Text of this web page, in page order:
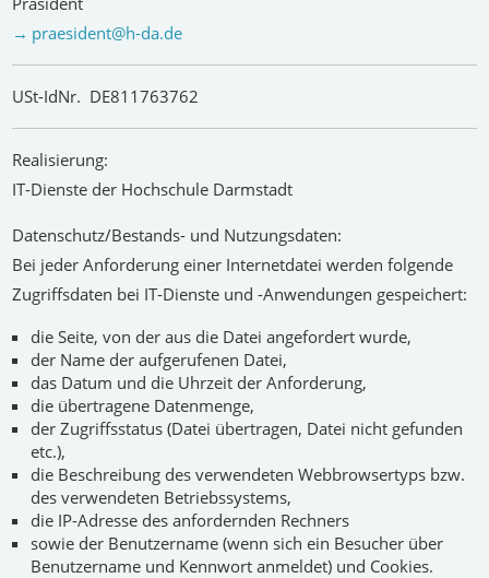
praesident@h-da.de
USt-IdNr. DE811763762
Realisierung:
IT-Dienste der Hochschule Darmstadt
Datenschutz/Bestands- und Nutzungsdaten:
Bei jeder Anforderung einer Internetdatei werden folgende
Zugriffsdaten bei IT-Dienste und -Anwendungen gespeichert:
die Seite, von der aus die Datei angefordert wurde,
der Name der aufgerufenen Datei,
das Datum und die Uhrzeit der Anforderung,
die übertragene Datenmenge,
der Zugriffsstatus (Datei übertragen, Datei nicht gefunden
etc.),
die Beschreibung des verwendeten Webbrowsertyps bzw.
des verwendeten Betriebssystems,
die IP-Adresse des anfordernden Rechners
sowie der Benutzername (wenn sich ein Besucher über
Benutzername und Kennwort anmeldet) und Cookies.